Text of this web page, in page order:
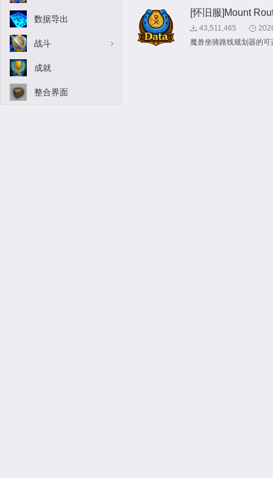
数据导出
战斗
成就
整合界面
[怀旧服]Mount
43,511,465
魔兽坐骑路线规划器的